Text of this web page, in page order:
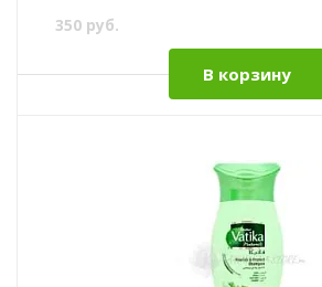
350 руб.
В корзину